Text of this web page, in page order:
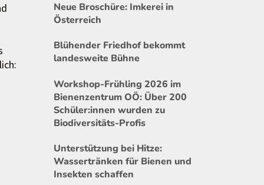
Neue Broschüre: Imkerei in
Österreich
Blühender Friedhof bekommt
landesweite Bühne
Workshop-Frühling 2026 im
Bienenzentrum OÖ: Über 200
Schüler:innen wurden zu
Biodiversitäts-Profis
Unterstützung bei Hitze:
Wassertränken für Bienen und
Insekten schaffen